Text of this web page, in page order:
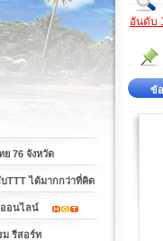
อันดับ
ข้
ย 76 จังหวัด
TTT ได้มากกว่าที่คิด
ออนไลน์
ม รีสอร์ท